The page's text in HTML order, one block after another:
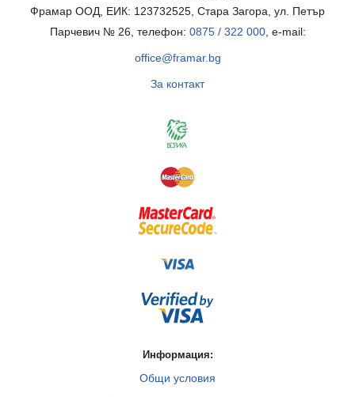
Фрамар ООД, ЕИК: 123732525, Стара Загора, ул. Петър
Парчевич № 26, телефон: 0875 / 322 000, e-mail:
office@framar.bg
За контакт
Информация:
Общи условия